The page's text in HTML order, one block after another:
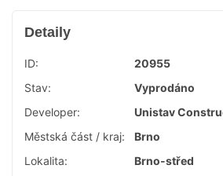
Detaily
ID:
20955
Stav:
Vyprodáno
Developer:
Unistav
Městská část / kraj:
Brno
Lokalita:
Brno-střed